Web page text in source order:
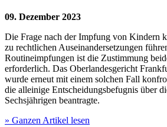
09. Dezember 2023
Die Frage nach der Impfung von Kindern
zu rechtlichen Auseinandersetzungen
Routineimpfungen ist die Zustimmung
erforderlich. Das Oberlandesgericht
wurde erneut mit einem solchen Fall
die alleinige Entscheidungsbefugnis über
Sechsjährigen beantragte.
» Ganzen Artikel lesen